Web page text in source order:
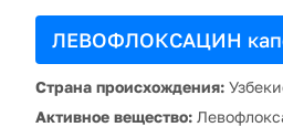
ЛЕВОФЛОКСАЦИН
Страна происхождения:
Активное вещество: